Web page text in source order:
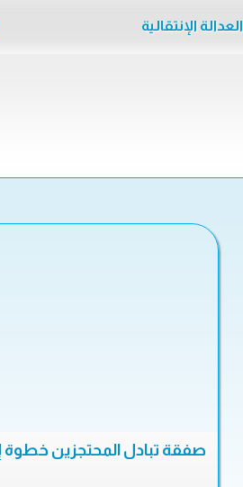
العدالة الإنتقالية
صفقة تبادل المحتجزين خطوة